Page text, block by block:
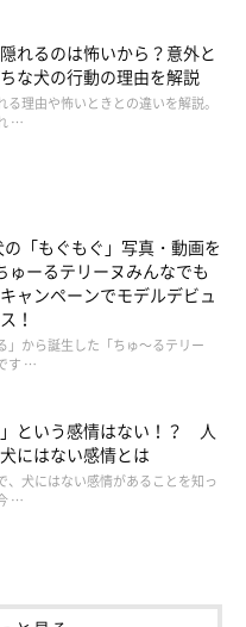
を起こすことがある
る
掛かる
れるのは怖いから？意外と
な犬の行動の理由を解説
る理由や怖いときとの違いを解説。
…
の「もぐもぐ」写真・動画を
ゅーるテリーヌみんなでも
ャンペーンでモデルデビュ
！
」から誕生した「ちゅ～るテリー
す …
という感情はない！？ 人
にはない感情とは
、犬にはない感情があることを知っ
…